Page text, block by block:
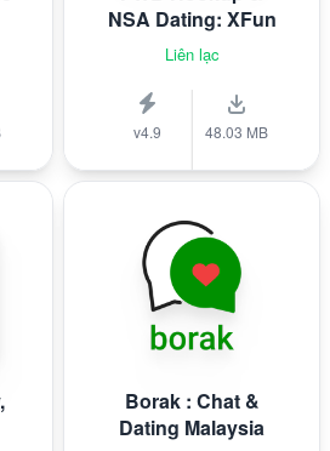
NSA Dating: XFun
Liên lạc
v4.9 48.03 MB
Borak : Chat &
Dating Malaysia